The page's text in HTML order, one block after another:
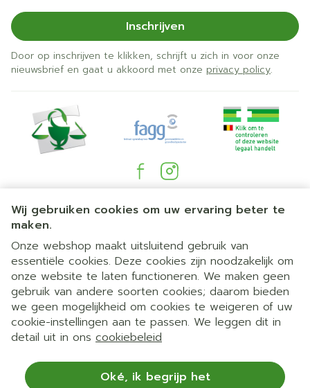
Wij gebruiken cookies om uw ervaring beter te
maken.
Onze webshop maakt uitsluitend gebruik van
essentiële cookies. Deze cookies zijn noodzakelijk om
onze website te laten functioneren. We maken geen
gebruik van andere soorten cookies; daarom bieden
we geen mogelijkheid om cookies te weigeren of uw
cookie-instellingen aan te passen. We leggen dit in
detail uit in ons cookiebeleid
Oké, ik begrijp het
Tamoxifen, dat gebruikt wordt om borstkanker en
vruchtbaarheidsproblemen te behandelen.
Mivacurium of suxamethonium (geneesmiddelen
die gebruikt worden om de spieren te
ontspannen).
Inschrijven
Door op inschrijven te klikken, schrijft u zich in voor onze
nieuwsbrief en gaat u akkoord met onze privacy policy.
Juridische links